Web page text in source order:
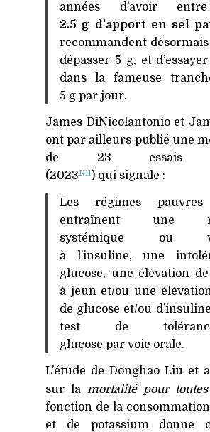
années d’avoir
2.5 g d’apport en sel
recommandent désormais
dépasser 5 g, et
dans la fameuse
5 g par jour.
James DiNicolantonio et
ont par ailleurs publié une
de 23 essais
(2023N11) qui signale :
Les régimes
entraînent une
systémique ou
à l’insuline, une
glucose, une élévation
à jeun et/ou une
de glucose et/ou
test de
glucose par voie orale.
L’étude de Donghao Liu et
sur la mortalité pour toutes
fonction de la
et de potassium donne